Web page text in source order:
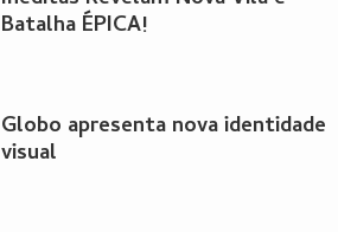
Batalha ÉPICA!
Globo apresenta nova identidade
visual